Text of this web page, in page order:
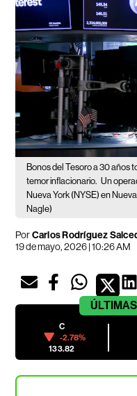
Bonos del Tesoro a 30 años
temor inflacionario. Un
Nueva York (NYSE) en
Nagle)
PorCarlos Rodríguez
19 de mayo, 2026 | 10:26 AM
ÚLTIMAS
C
-2.78%
133.82